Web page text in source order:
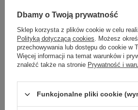
PLUS SIZE
Dbamy o Twoją prywatność
Sklep korzysta z plików cookie w celu
Polityką dotyczącą cookies. Możesz
przechowywania lub dostępu do cookie w
Więcej informacji na temat warunków i
znaleźć także na stronie Prywatność i
Funkcjonalne pliki cookie